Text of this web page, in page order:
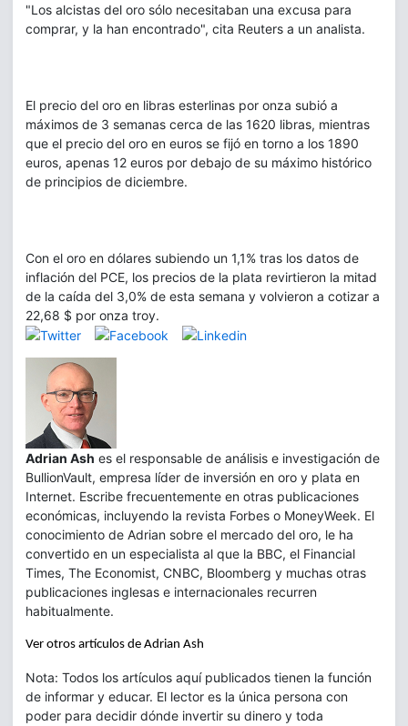
"Los alcistas del oro sólo necesitaban una excusa para
comprar, y la han encontrado", cita Reuters a un analista.
El precio del oro en libras esterlinas por onza subió a
máximos de 3 semanas cerca de las 1620 libras, mientras
que el precio del oro en euros se fijó en torno a los 1890
euros, apenas 12 euros por debajo de su máximo histórico
de principios de diciembre.
Con el oro en dólares subiendo un 1,1% tras los datos de
inflación del PCE, los precios de la plata revirtieron la mitad
de la caída del 3,0% de esta semana y volvieron a cotizar a
22,68 $ por onza troy.
Adrian Ash es el responsable de análisis e investigación de
BullionVault, empresa líder de inversión en oro y plata en
Internet. Escribe frecuentemente en otras publicaciones
económicas, incluyendo la revista Forbes o MoneyWeek. El
conocimiento de Adrian sobre el mercado del oro, le ha
convertido en un especialista al que la BBC, el Financial
Times, The Economist, CNBC, Bloomberg y muchas otras
publicaciones inglesas e internacionales recurren
habitualmente.
Ver otros artículos de Adrian Ash
Nota: Todos los artículos aquí publicados tienen la función
de informar y educar. El lector es la única persona con
poder para decidir dónde invertir su dinero y toda